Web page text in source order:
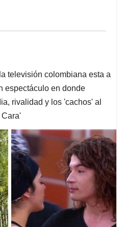
televisión colombiana esta a
espectáculo en donde
rivalidad y los 'cachos' al
Cara'